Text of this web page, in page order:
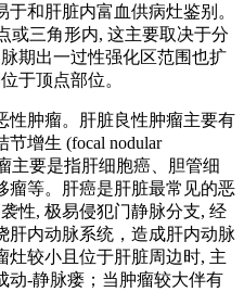
和肝脏内富血供病灶鉴别。
或三角形内, 这主要取决于分
期出一过性强化区范围也扩
于顶点部位。
肿瘤。肝脏良性肿瘤主要有
增生 (focal nodular
主要是指肝细胞癌、胆管细
瘤等。肝癌是肝脏最常见的恶
性, 极易侵犯门静脉分支, 经
肝内动脉系统，造成肝内动脉
灶较小且位于肝脏周边时, 主
动-静脉瘘；当肿瘤较大伴有